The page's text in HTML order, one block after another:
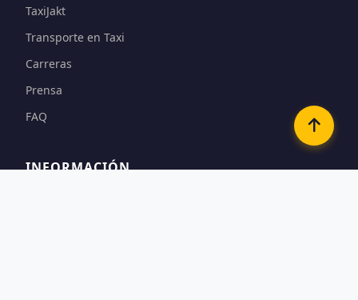
TaxiJakt
Transporte en Taxi
Carreras
Prensa
FAQ
INFORMACIÓN